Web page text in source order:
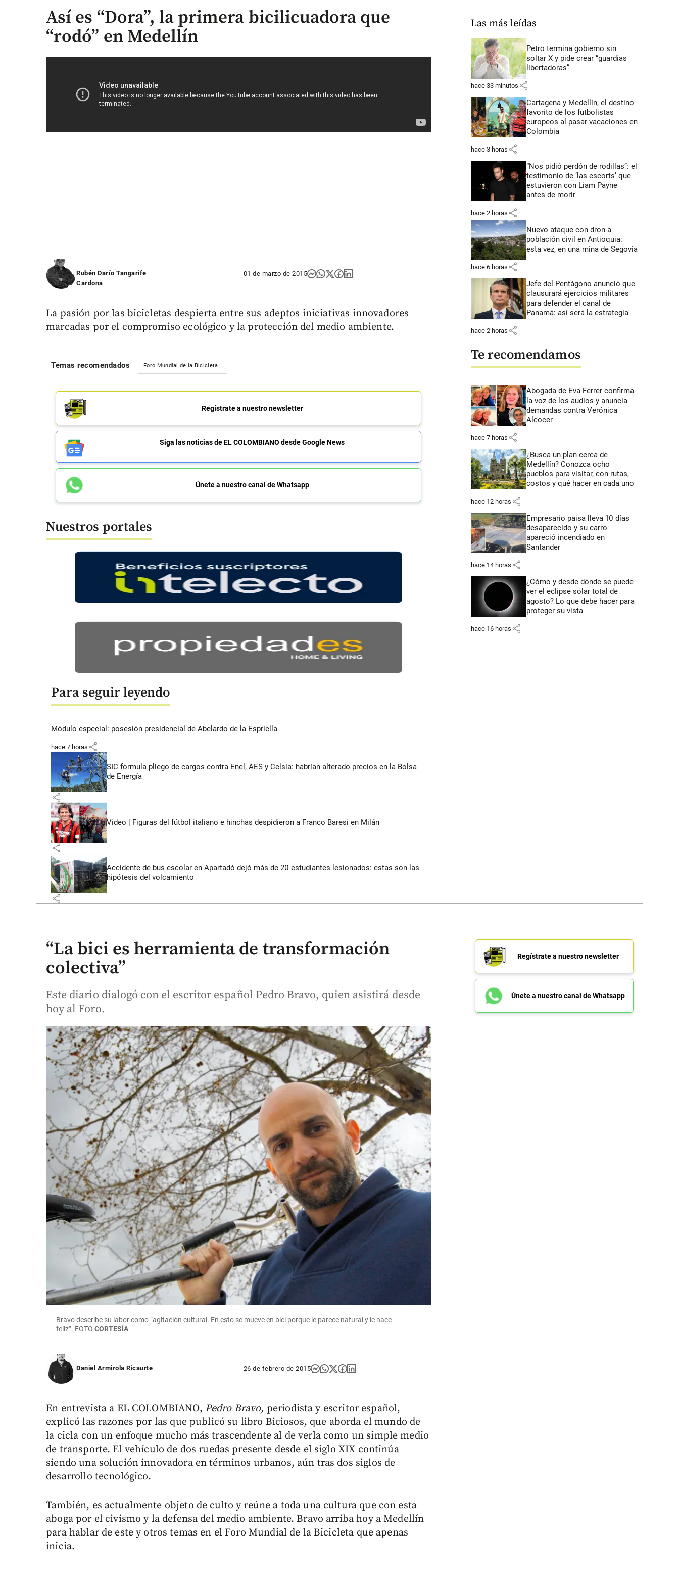
Así es “Dora”, la primera bicilicuadora que
“rodó” en Medellín
Rubén Darío Tangarife
Cardona
01 de marzo de 2015
La pasión por las bicicletas despierta entre sus adeptos iniciativas innovadores
marcadas por el compromiso ecológico y la protección del medio ambiente.
Temas recomendados Foro Mundial de la Bicicleta
Regístrate a nuestro newsletter
Siga las noticias de EL COLOMBIANO desde Google News
Únete a nuestro canal de Whatsapp
Nuestros portales
Para seguir leyendo
Módulo especial: posesión presidencial de Abelardo de la Espriella
hace 7 horas share
SIC formula pliego de cargos contra Enel, AES y Celsia: habrían alterado precios en la Bolsa
de Energía
share
Video | Figuras del fútbol italiano e hinchas despidieron a Franco Baresi en Milán
share
Accidente de bus escolar en Apartadó dejó más de 20 estudiantes lesionados: estas son las
hipótesis del volcamiento
share
Las más leídas
Petro termina gobierno sin
soltar X y pide crear “guardias
libertadoras”
hace 33 minutos share
Cartagena y Medellín, el destino
favorito de los futbolistas
europeos al pasar vacaciones en
Colombia
hace 3 horas share
“Nos pidió perdón de rodillas”: el
testimonio de ‘las escorts’ que
estuvieron con Liam Payne
antes de morir
hace 2 horas share
Nuevo ataque con dron a
población civil en Antioquia:
esta vez, en una mina de Segovia
hace 6 horas share
Jefe del Pentágono anunció que
clausurará ejercicios militares
para defender el canal de
Panamá: así será la estrategia
hace 2 horas share
Te recomendamos
Abogada de Eva Ferrer confirma
la voz de los audios y anuncia
demandas contra Verónica
Alcocer
hace 7 horas share
¿Busca un plan cerca de
Medellín? Conozca ocho
pueblos para visitar, con rutas,
costos y qué hacer en cada uno
hace 12 horas share
Empresario paisa lleva 10 días
desaparecido y su carro
apareció incendiado en
Santander
hace 14 horas share
¿Cómo y desde dónde se puede
ver el eclipse solar total de
agosto? Lo que debe hacer para
proteger su vista
hace 16 horas share
“La bici es herramienta de transformación
colectiva”
Este diario dialogó con el escritor español Pedro Bravo, quien asistirá desde
hoy al Foro.
Bravo describe su labor como “agitación cultural. En esto se mueve en bici porque le parece natural y le hace
feliz”. FOTO CORTESÍA
Daniel Armirola Ricaurte 26 de febrero de 2015
En entrevista a EL COLOMBIANO, Pedro Bravo, periodista y escritor español,
explicó las razones por las que publicó su libro Biciosos, que aborda el mundo de
la cicla con un enfoque mucho más trascendente al de verla como un simple medio
de transporte. El vehículo de dos ruedas presente desde el siglo XIX continúa
siendo una solución innovadora en términos urbanos, aún tras dos siglos de
desarrollo tecnológico.
También, es actualmente objeto de culto y reúne a toda una cultura que con esta
aboga por el civismo y la defensa del medio ambiente. Bravo arriba hoy a Medellín
para hablar de este y otros temas en el Foro Mundial de la Bicicleta que apenas
inicia.
Regístrate a nuestro newsletter
Únete a nuestro canal de Whatsapp